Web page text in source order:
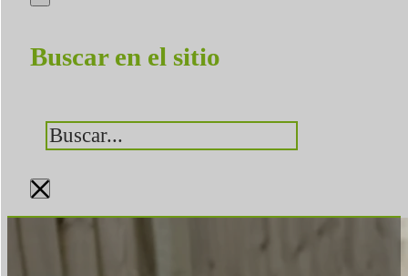
Buscar en el sitio
Buscar
×